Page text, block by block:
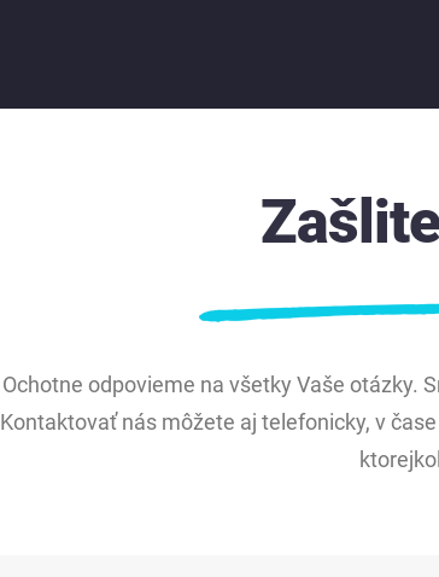
Ochotne odpovieme na všetky Vaše otázky.
Kontaktovať nás môžete aj telefonicky, v